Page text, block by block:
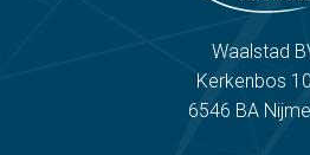
Waalstad
Kerkenbos
6546 BA